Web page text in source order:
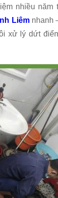
nhiều năm
Liêmnhanh
xử lý dứt